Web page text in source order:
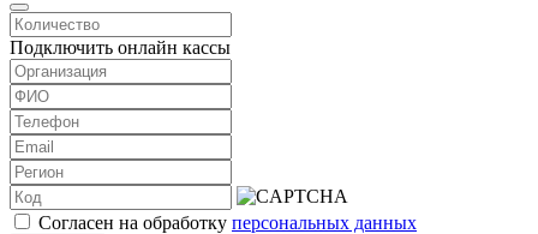
Подключить онлайн кассы
Согласен на обработку персональных данных